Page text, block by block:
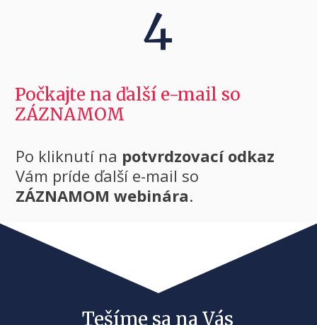
4
Počkajte na ďalší e-mail so
ZÁZNAMOM
Po kliknutí na potvrdzovací odkaz
Vám príde ďalší e-mail so
ZÁZNAMOM webinára.
Tešíme sa na Vás